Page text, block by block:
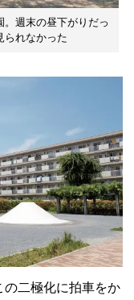
。週末の昼下がりだっ
られなかった
二極化に拍車をか